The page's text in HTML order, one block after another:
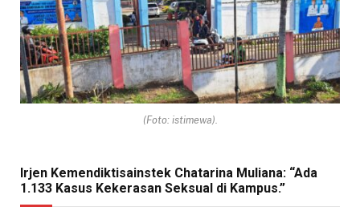
(Foto: istimewa).
Irjen Kemendiktisainstek Chatarina Muliana: “Ada
1.133 Kasus Kekerasan Seksual di Kampus.”